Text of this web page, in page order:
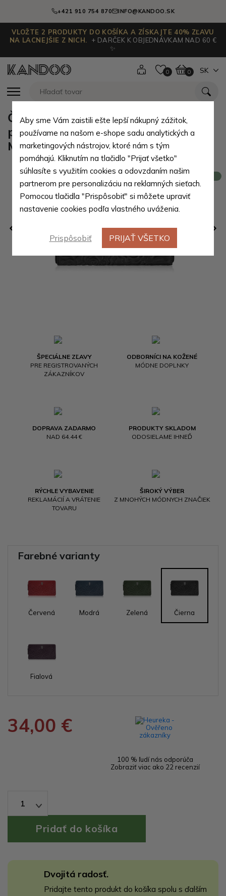
+421 910 754 870 INFO@KANDOO.SK
VLOŽTE 2 PRODUKTY DO KOŠÍKA A ZÍSKAJTE 40% ZĽAVU
NA LACNEJŠIE Z NICH.
+ DARČEK K OBJEDNÁVKAM NAD 60 €
✨
0 0 SK
ŠPECIÁLNE ZĽAVY
PRE REGISTROVANÝCH
ZÁKAZNÍKOV
ODBORNÍCI NA KOŽENÉ
MÓDNE DOPLNKY
DOPRAVA ZADARMO
NAD 64.44 €
PRODUKTY SKLADOM
ODOSIELAME IHNEĎ
RÝCHLE VYBAVENIE
REKLAMÁCIÍ A VRÁTENIE
TOVARU
ŠIROKÝ VÝBER
Z MNOHÝCH MÓDNYCH ZNAČIEK
Čierna dámska zipsová kožená
peňaženka s motívom kvetov
Margareta
Farebné varianty
Červená Modrá Zelená Čierna
Fialová
34,00 €
100 % ľudí nás odporúča
Zobraziť viac ako 22 recenzií
1
Dvojitá radosť.
Pridajte tento produkt do košíka spolu s ďalším
Aby sme Vám zaistili ešte lepší nákupný zážitok,
používame na našom e-shope sadu analytických a
marketingových nástrojov, ktoré nám s tým
pomáhajú. Kliknutím na tlačidlo "Prijať všetko"
súhlasíte s využitím cookies a odovzdaním našim
partnerom pre personalizáciu na reklamných sieťach.
Pomocou tlačidla "Prispôsobiť" si môžete upraviť
nastavenie cookies podľa vlastného uváženia.
Prispôsobiť PRIJAŤ VŠETKO